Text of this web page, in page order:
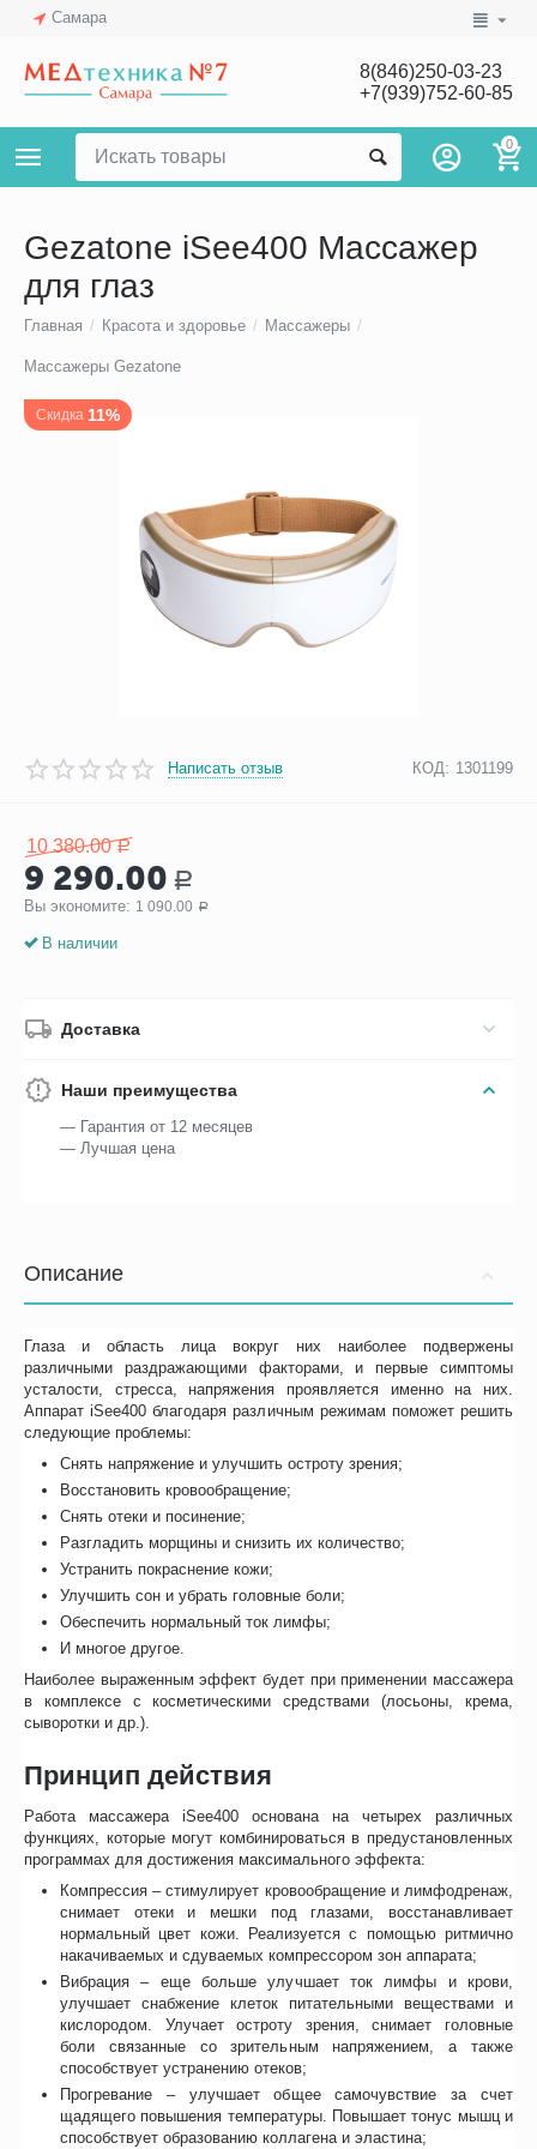
Самара
8(846)250-03-23
+7(939)752-60-85
0
Gezatone iSee400 Массажер
для глаз
Главная / Красота и здоровье / Массажеры /
Массажеры Gezatone
Скидка 11%
Написать отзыв КОД: 1301199
10 380.00 Р
9 290.00 Р
Вы экономите: 1 090.00 Р
В наличии
Доставка
Наши преимущества
— Гарантия от 12 месяцев
— Лучшая цена
Описание
Глаза и область лица вокруг них наиболее подвержены
различными раздражающими факторами, и первые симптомы
усталости, стресса, напряжения проявляется именно на них.
Аппарат iSee400 благодаря различным режимам поможет решить
следующие проблемы:
Снять напряжение и улучшить остроту зрения;
Восстановить кровообращение;
Снять отеки и посинение;
Разгладить морщины и снизить их количество;
Устранить покраснение кожи;
Улучшить сон и убрать головные боли;
Обеспечить нормальный ток лимфы;
И многое другое.
Наиболее выраженным эффект будет при применении массажера
в комплексе с косметическими средствами (лосьоны, крема,
сыворотки и др.).
Принцип действия
Работа массажера iSee400 основана на четырех различных
функциях, которые могут комбинироваться в предустановленных
программах для достижения максимального эффекта:
Компрессия – стимулирует кровообращение и лимфодренаж,
снимает отеки и мешки под глазами, восстанавливает
нормальный цвет кожи. Реализуется с помощью ритмично
накачиваемых и сдуваемых компрессором зон аппарата;
Вибрация – еще больше улучшает ток лимфы и крови,
улучшает снабжение клеток питательными веществами и
кислородом. Улучает остроту зрения, снимает головные
боли связанные со зрительным напряжением, а также
способствует устранению отеков;
Прогревание – улучшает общее самочувствие за счет
щадящего повышения температуры. Повышает тонус мышц и
способствует образованию коллагена и эластина;